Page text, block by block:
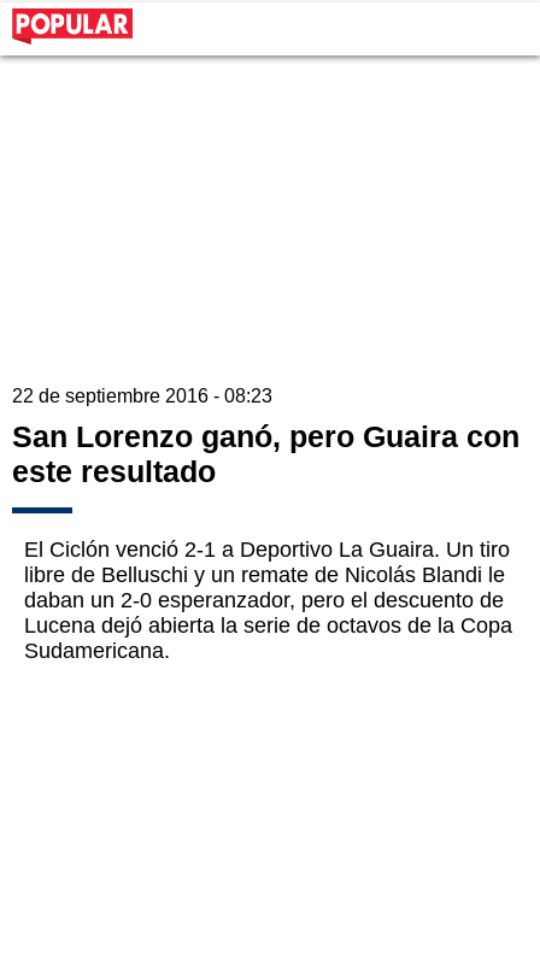
22 de septiembre 2016 - 08:23
San Lorenzo ganó, pero Guaira con
este resultado
El Ciclón venció 2-1 a Deportivo La Guaira. Un tiro
libre de Belluschi y un remate de Nicolás Blandi le
daban un 2-0 esperanzador, pero el descuento de
Lucena dejó abierta la serie de octavos de la Copa
Sudamericana.